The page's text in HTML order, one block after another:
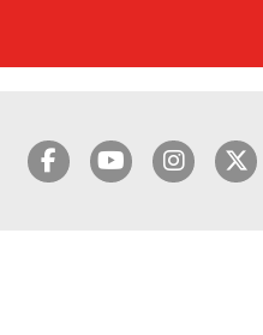
FIRTINASI | YILMAZ
06.12.2024